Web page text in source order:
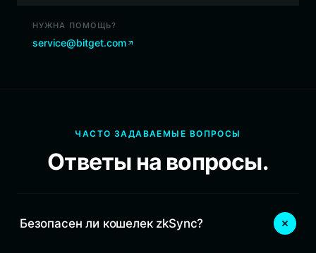
НУЖНА ПОМОЩЬ?
service@bitget.com
ЧАСТО ЗАДАВАЕМЫЕ ВОПРОСЫ
Ответы на вопросы.
Безопасен ли кошелек zkSync?